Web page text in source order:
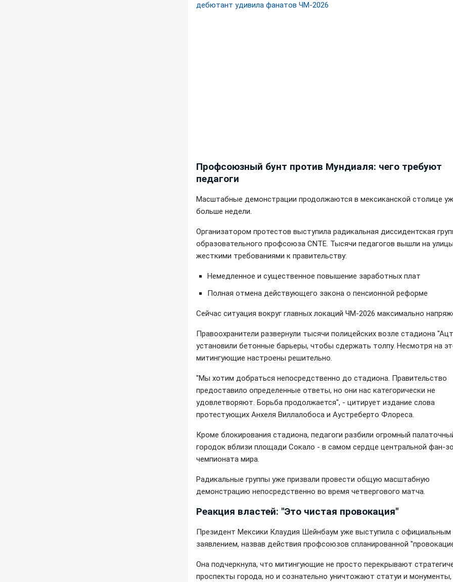
дебютант удивила фанатов ЧМ-2026
Профсоюзный бунт против Мундиаля: чего требуют
педагоги
Масштабные демонстрации продолжаются в мексиканской столице
больше недели.
Организатором протестов выступила радикальная диссидентская
образовательного профсоюза CNTE. Тысячи педагогов вышли на
жесткими требованиями к правительству:
Немедленное и существенное повышение заработных плат
Полная отмена действующего закона о пенсионной реформе
Сейчас ситуация вокруг главных локаций ЧМ-2026 максимально
Правоохранители развернули тысячи полицейских возле стадиона
установили бетонные барьеры, чтобы сдержать толпу. Несмотря на
митингующие настроены решительно.
"Мы хотим добраться непосредственно до стадиона. Правительство
предоставило определенные ответы, но они нас категорически не
удовлетворяют. Борьба продолжается", - цитирует издание слова
протестующих Анхеля Виллалобоса и Аустреберто Флореса.
Кроме блокирования стадиона, педагоги разбили огромный
городок вблизи площади Сокало - в самом сердце центральной фан-
чемпионата мира.
Радикальные группы уже призвали провести общую масштабную
демонстрацию непосредственно во время четвергового матча.
Реакция властей: "Это чистая провокация"
Президент Мексики Клаудия Шейнбаум уже выступила с официальным
заявлением, назвав действия профсоюзов спланированной
Она подчеркнула, что митингующие не просто перекрывают
проспекты города, но и сознательно уничтожают статуи и монументы,